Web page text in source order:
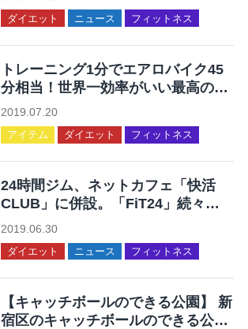
ダイエット ニュース フィットネス
トレーニング1分でエアロバイク45
分相当！世界一効率がいい最高の運
動を集めてみた
2019.07.20
アイテム ダイエット フィットネス
24時間ジム、ネットカフェ「快活
CLUB」に併設。「FiT24」続々オ
ープン。
2019.06.30
ダイエット ニュース フィットネス
【キャッチボールのできる公園】 新
宿区のキャッチボールのできる公園